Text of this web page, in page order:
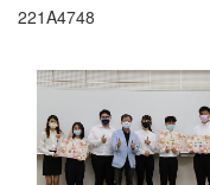
221A4748